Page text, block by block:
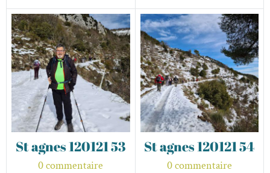
St agnes 120121 53
0 commentaire
St agnes 120121 54
0 commentaire